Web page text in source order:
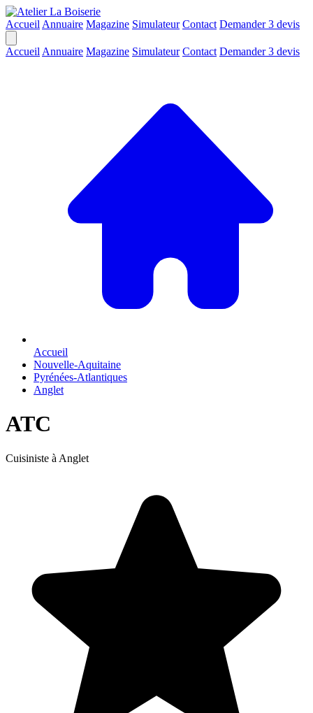
Accueil Annuaire Magazine Simulateur Contact Demander 3 devis
Accueil Annuaire Magazine Simulateur Contact Demander 3 devis
Accueil
Nouvelle-Aquitaine
Pyrénées-Atlantiques
Anglet
ATC
Cuisiniste à Anglet